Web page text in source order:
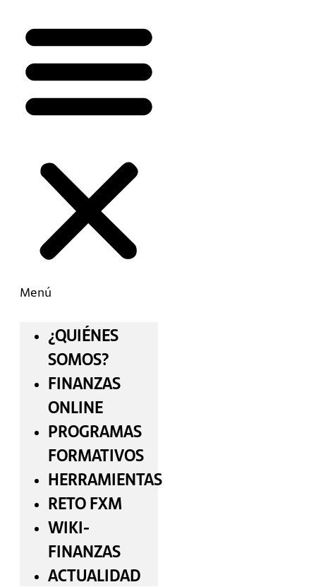
Menú
¿QUIÉNES
SOMOS?
FINANZAS
ONLINE
PROGRAMAS
FORMATIVOS
HERRAMIENTAS
RETO FXM
WIKI-
FINANZAS
ACTUALIDAD